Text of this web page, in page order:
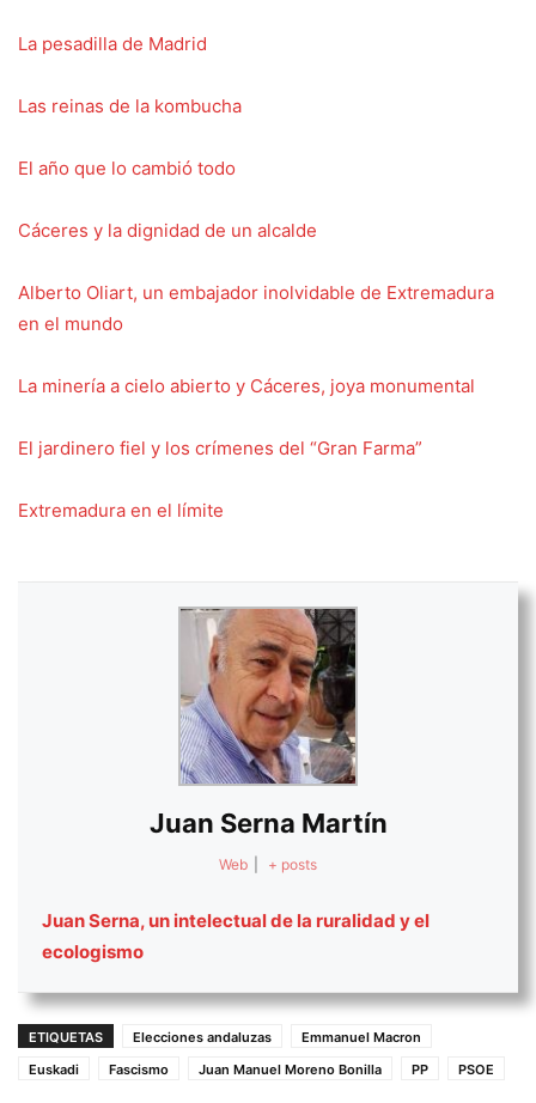
La pesadilla de Madrid
Las reinas de la kombucha
El año que lo cambió todo
Cáceres y la dignidad de un alcalde
Alberto Oliart, un embajador inolvidable de Extremadura
en el mundo
La minería a cielo abierto y Cáceres, joya monumental
El jardinero fiel y los crímenes del “Gran Farma”
Extremadura en el límite
Juan Serna Martín
Web + posts
Juan Serna, un intelectual de la ruralidad y el
ecologismo
ETIQUETAS Elecciones andaluzas
Emmanuel Macron
Euskadi
Fascismo Juan Manuel Moreno Bonilla PP PSOE